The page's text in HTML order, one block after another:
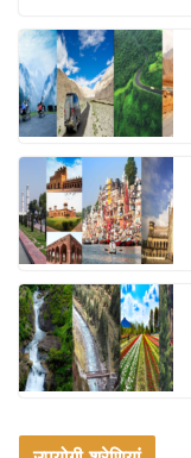
c
e
b
o
o
k
itt
er